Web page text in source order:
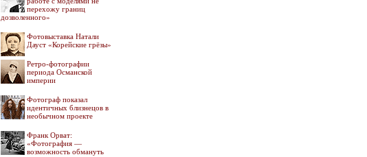
перехожу границ
дозволенного»
Фотовыставка Натали
Дауст «Корейские грёзы»
Ретро-фотографии
периода Османской
империи
Фотограф показал
идентичных близнецов в
необычном проекте
Франк Орват:
«Фотография —
возможность обмануть